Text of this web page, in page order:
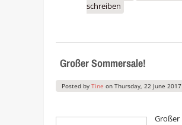
schreiben
Großer Sommersale!
Posted by Tine on Thursday, 22 June 2017
Großer